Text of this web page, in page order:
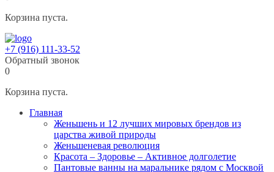
Корзина пуста.
+7 (916) 111-33-52
Обратный звонок
0
Корзина пуста.
Главная
Женьшень и 12 лучших мировых брендов из
царства живой природы
Женьшеневая революция
Красота – Здоровье – Активное долголетие
Пантовые ванны на маральнике рядом с Москвой